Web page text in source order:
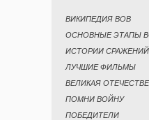
ВИКИПЕДИЯ ВОВ
ОСНОВНЫЕ ЭТАПЫ
ИСТОРИИ СРАЖЕНИЙ
ЛУЧШИЕ ФИЛЬМЫ
ВЕЛИКАЯ
ПОМНИ ВОЙНУ
ПОБЕДИТЕЛИ